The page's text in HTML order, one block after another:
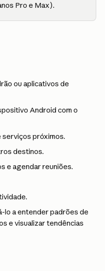
Pro e Max).
ou aplicativos de
Android com o
próximos.
destinos.
e agendar reuniões.
lo a entender padrões de
e visualizar tendências